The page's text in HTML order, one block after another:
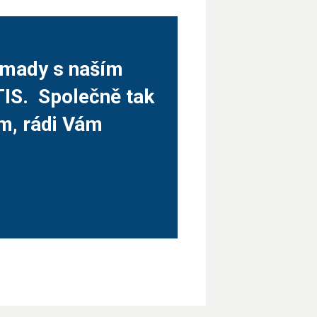
s naším
Společně tak
rádi Vám